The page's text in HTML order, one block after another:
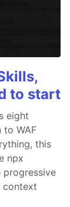
to start
eight
to WAF
this
npx
progressive
context